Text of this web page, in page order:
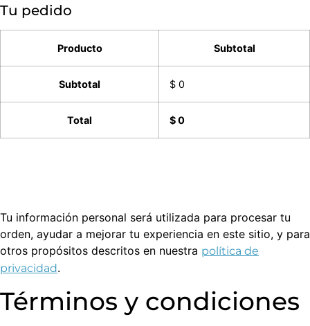
Tu pedido
Producto Subtotal
Subtotal $ 0
Total $ 0
Tu información personal será utilizada para procesar tu
orden, ayudar a mejorar tu experiencia en este sitio, y para
otros propósitos descritos en nuestra política de
privacidad.
Términos y condiciones